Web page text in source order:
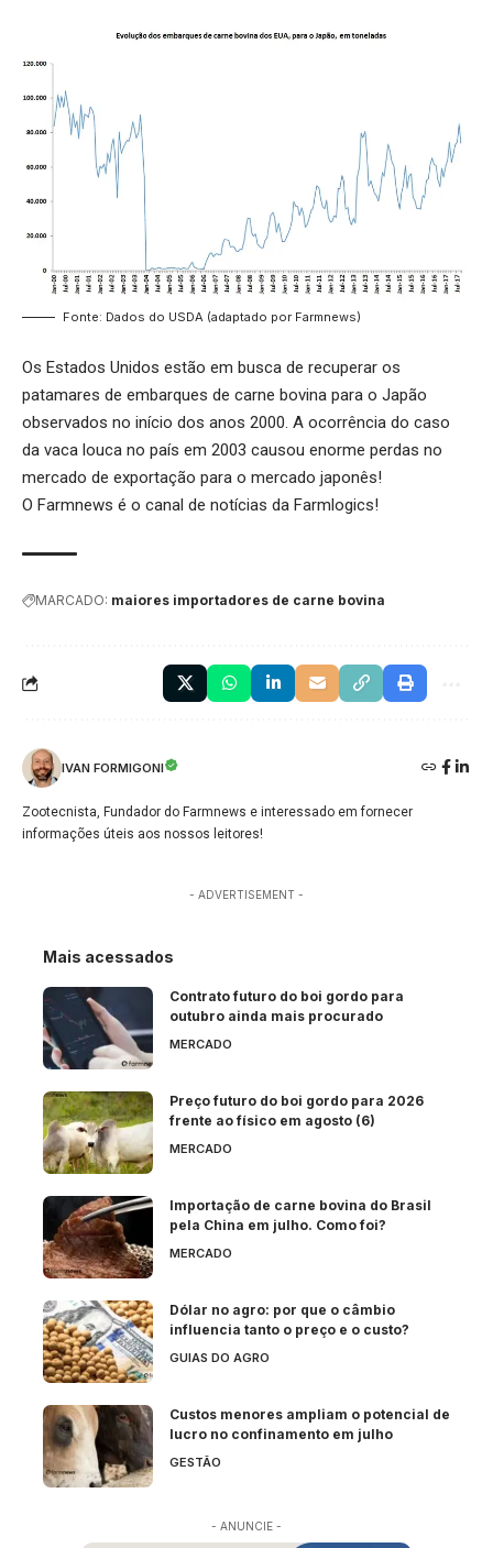
Fonte: Dados do USDA (adaptado por Farmnews)
Os Estados Unidos estão em busca de recuperar os
patamares de embarques de carne bovina para o Japão
observados no início dos anos 2000. A ocorrência do caso
da vaca louca no país em 2003 causou enorme perdas no
mercado de exportação para o mercado japonês!
O Farmnews é o canal de notícias da Farmlogics!
MARCADO: maiores importadores de carne bovina
IVAN FORMIGONI
Zootecnista, Fundador do Farmnews e interessado em fornecer
informações úteis aos nossos leitores!
- ADVERTISEMENT -
Mais acessados
Contrato futuro do boi gordo para
outubro ainda mais procurado
MERCADO
Preço futuro do boi gordo para 2026
frente ao físico em agosto (6)
MERCADO
Importação de carne bovina do Brasil
pela China em julho. Como foi?
MERCADO
Dólar no agro: por que o câmbio
influencia tanto o preço e o custo?
GUIAS DO AGRO
Custos menores ampliam o potencial de
lucro no confinamento em julho
GESTÃO
- ANUNCIE -